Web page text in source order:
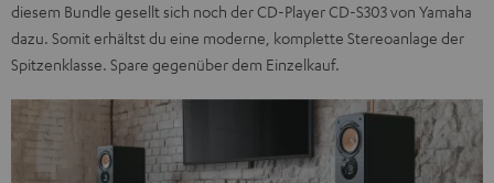
diesem Bundle gesellt sich noch der CD-Player CD-S303 von Yamaha
dazu. Somit erhältst du eine moderne, komplette Stereoanlage der
Spitzenklasse. Spare gegenüber dem Einzelkauf.